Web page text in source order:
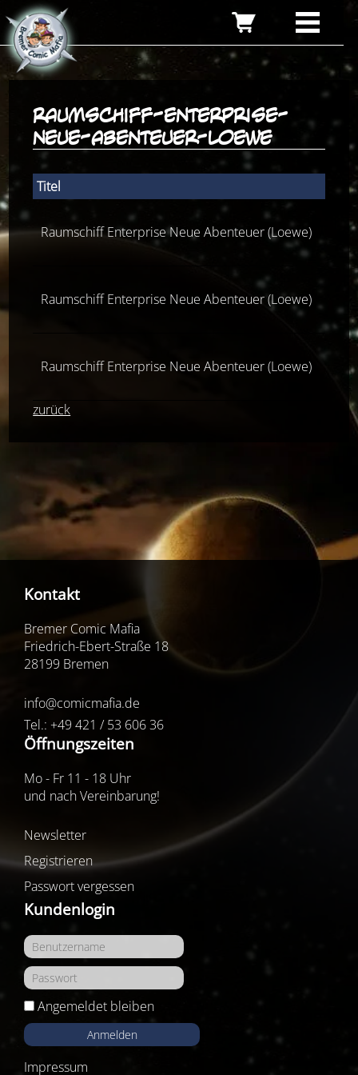
raumschiff-enterprise-
neue-abenteuer-loewe
Titel
Raumschiff Enterprise Neue Abenteuer (Loewe)
Raumschiff Enterprise Neue Abenteuer (Loewe)
Raumschiff Enterprise Neue Abenteuer (Loewe)
zurück
Kontakt
Bremer Comic Mafia
Friedrich-Ebert-Straße 18
28199 Bremen
info@comicmafia.de
Tel.: +49 421 / 53 606 36
Öffnungszeiten
Mo - Fr 11 - 18 Uhr
und nach Vereinbarung!
Newsletter
Registrieren
Passwort vergessen
Kundenlogin
Angemeldet bleiben
Anmelden
Impressum